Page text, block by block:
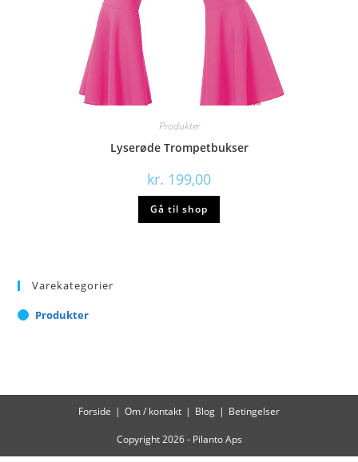
Produkter
Lyserøde Trompetbukser
kr. 199,00
Gå til shop
Varekategorier
Produkter
Forside Om / kontakt Blog Betingelser
Copyright 2026 - Pilanto Aps